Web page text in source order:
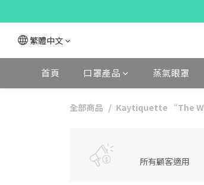
繁體中文
首頁 口罩產品 蒸氣眼罩
全部商品 Kaytiquette “The
所有顧客適用